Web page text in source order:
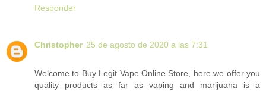
Responder
Christopher 25 de agosto de 2020 a las 7:31
Welcome to Buy Legit Vape Online Store, here we offer you
quality products as far as vaping and marijuana is a